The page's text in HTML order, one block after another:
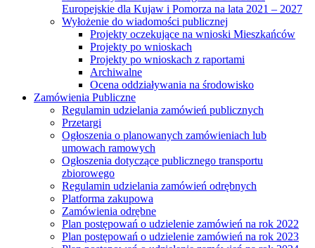
Europejskie dla Kujaw i Pomorza na lata 2021 – 2027
Wyłożenie do wiadomości publicznej
Projekty oczekujące na wnioski Mieszkańców
Projekty po wnioskach
Projekty po wnioskach z raportami
Archiwalne
Ocena oddziaływania na środowisko
Zamówienia Publiczne
Regulamin udzielania zamówień publicznych
Przetargi
Ogłoszenia o planowanych zamówieniach lub
umowach ramowych
Ogłoszenia dotyczące publicznego transportu
zbiorowego
Regulamin udzielania zamówień odrębnych
Platforma zakupowa
Zamówienia odrębne
Plan postępowań o udzielenie zamówień na rok 2022
Plan postępowań o udzielenie zamówień na rok 2023